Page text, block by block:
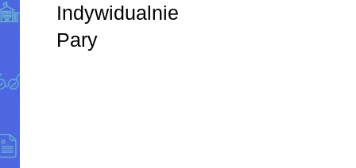
Indywidualnie
Pary